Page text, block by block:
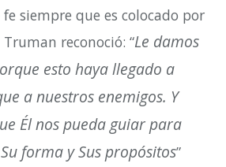
siempre que es colocado por
reconoció: “Le damos
esto haya llegado a
a nuestros enemigos. Y
Él nos pueda guiar para
forma y Sus propósitos”